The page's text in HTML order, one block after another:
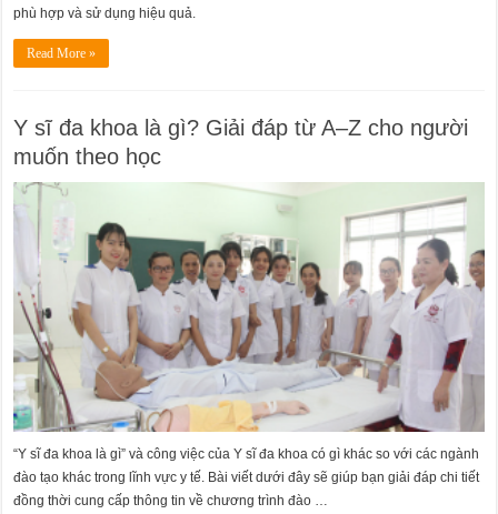
phù hợp và sử dụng hiệu quả.
Read More »
Y sĩ đa khoa là gì? Giải đáp từ A–Z cho người
muốn theo học
“Y sĩ đa khoa là gì” và công việc của Y sĩ đa khoa có gì khác so với các ngành
đào tạo khác trong lĩnh vực y tế. Bài viết dưới đây sẽ giúp bạn giải đáp chi tiết
đồng thời cung cấp thông tin về chương trình đào …